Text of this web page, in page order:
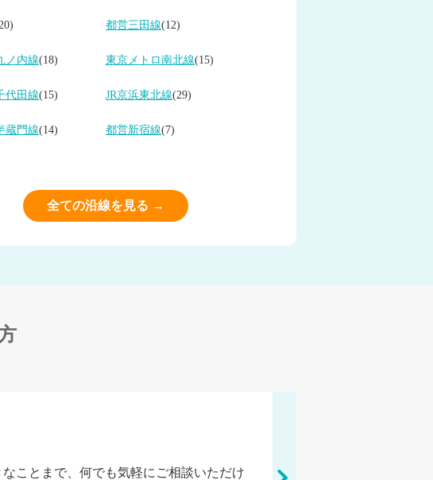
都営三田線(12)
ノ内線(18) 東京メトロ南北線(15)
代田線(15) JR京浜東北線(29)
蔵門線(14) 都営新宿線(7)
全ての沿線を見る →
ことまで、何でも気軽にご相談いただけ